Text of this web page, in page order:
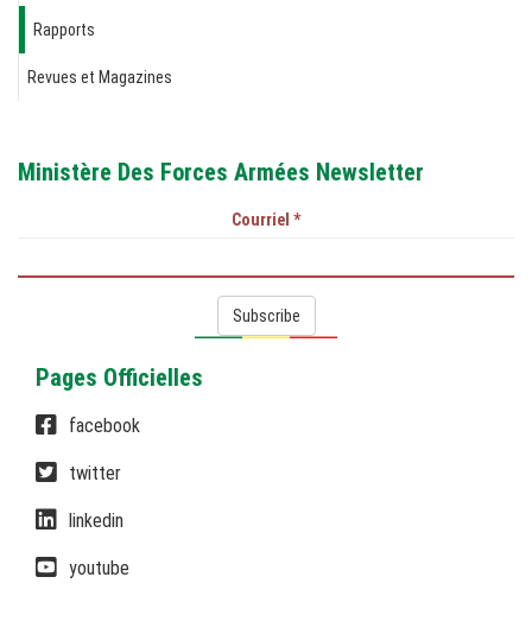
Rapports
Revues et Magazines
Ministère Des Forces Armées Newsletter
Courriel *
Subscribe
Pages Officielles
facebook
twitter
linkedin
youtube